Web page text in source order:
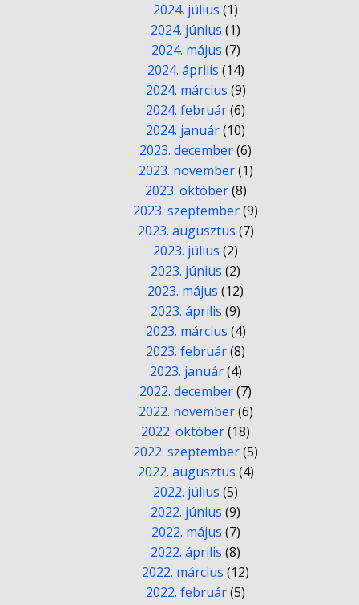
2024. július (1)
2024. június (1)
2024. május (7)
2024. április (14)
2024. március (9)
2024. február(6)
2024. január(10)
2023. december(6)
2023. november(1)
2023. október(8)
2023. szeptember(9)
2023. augusztus (7)
2023. július (2)
2023. június (2)
2023. május (12)
2023. április (9)
2023. március (4)
2023. február(8)
2023. január(4)
2022. december(7)
2022. november(6)
2022. október(18)
2022. szeptember(5)
2022. augusztus (4)
2022. július (5)
2022. június (9)
2022. május (7)
2022. április (8)
2022. március (12)
2022. február(5)